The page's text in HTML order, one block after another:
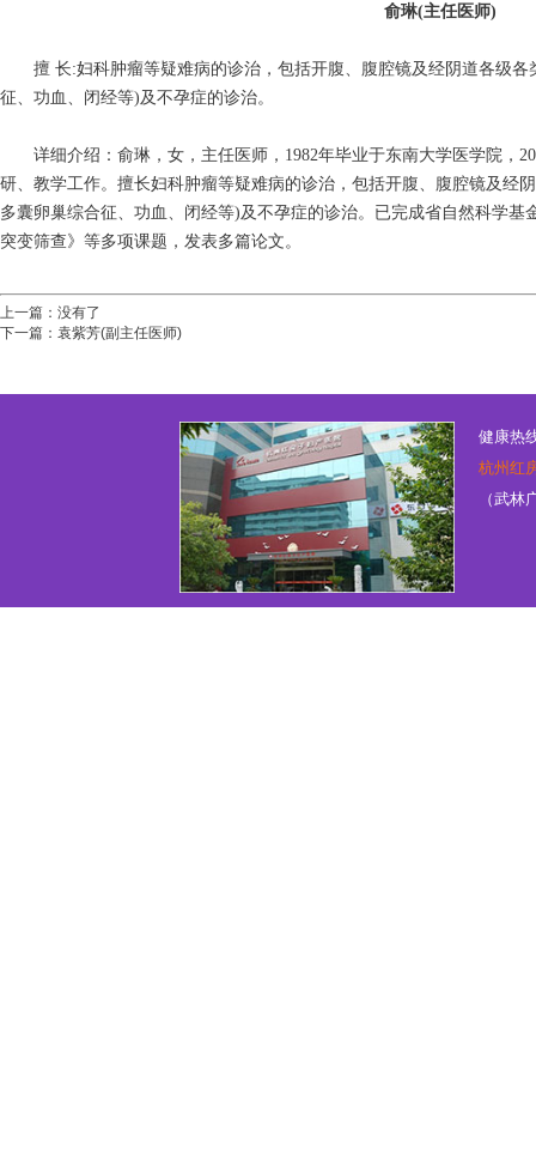
俞琳(主任医师)
擅 长:妇科肿瘤等疑难病的诊治，包括开腹、腹腔镜及经阴道各级各
征、功血、闭经等)及不孕症的诊治。
详细介绍：俞琳，女，主任医师，1982年毕业于东南大学医学院，
研、教学工作。擅长妇科肿瘤等疑难病的诊治，包括开腹、腹腔镜及经
多囊卵巢综合征、功血、闭经等)及不孕症的诊治。已完成省自然科学基
突变筛查》等多项课题，发表多篇论文。
上一篇：没有了
下一篇： 袁紫芳(副主任医师)
健康热
杭州红
（武